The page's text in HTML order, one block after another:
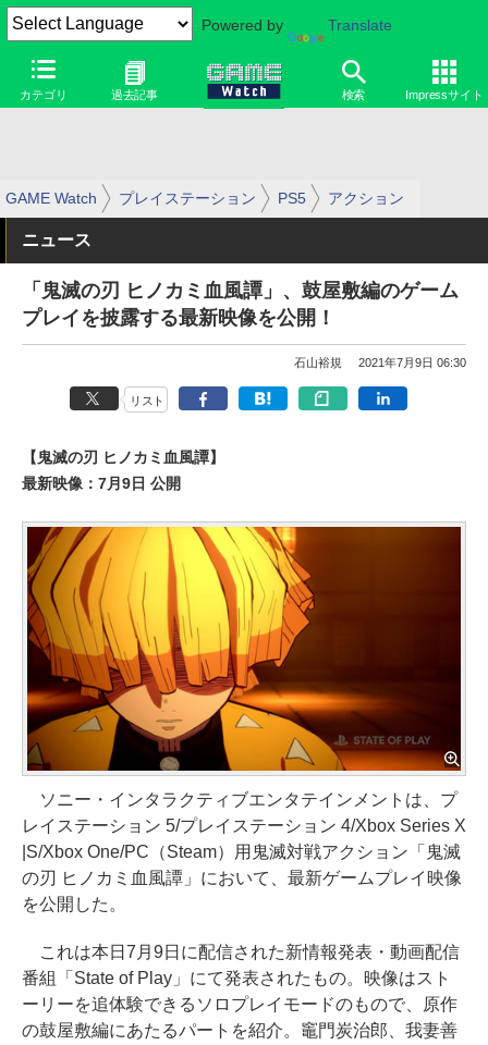
Powered by Translate
カテゴリ 過去記事 検索 Impressサイト
GAME Watch プレイステーション PS5 アクション
ニュース
「鬼滅の刃 ヒノカミ血風譚」、鼓屋敷編のゲーム
プレイを披露する最新映像を公開！
石山裕規 2021年7月9日 06:30
リスト
【鬼滅の刃 ヒノカミ血風譚】
最新映像：7月9日 公開
ソニー・インタラクティブエンタテインメントは、プ
レイステーション 5/プレイステーション 4/Xbox Series X
|S/Xbox One/PC（Steam）用鬼滅対戦アクション「鬼滅
の刃 ヒノカミ血風譚」において、最新ゲームプレイ映像
を公開した。
これは本日7月9日に配信された新情報発表・動画配信
番組「State of Play」にて発表されたもの。映像はスト
ーリーを追体験できるソロプレイモードのもので、原作
の鼓屋敷編にあたるパートを紹介。竈門炭治郎、我妻善